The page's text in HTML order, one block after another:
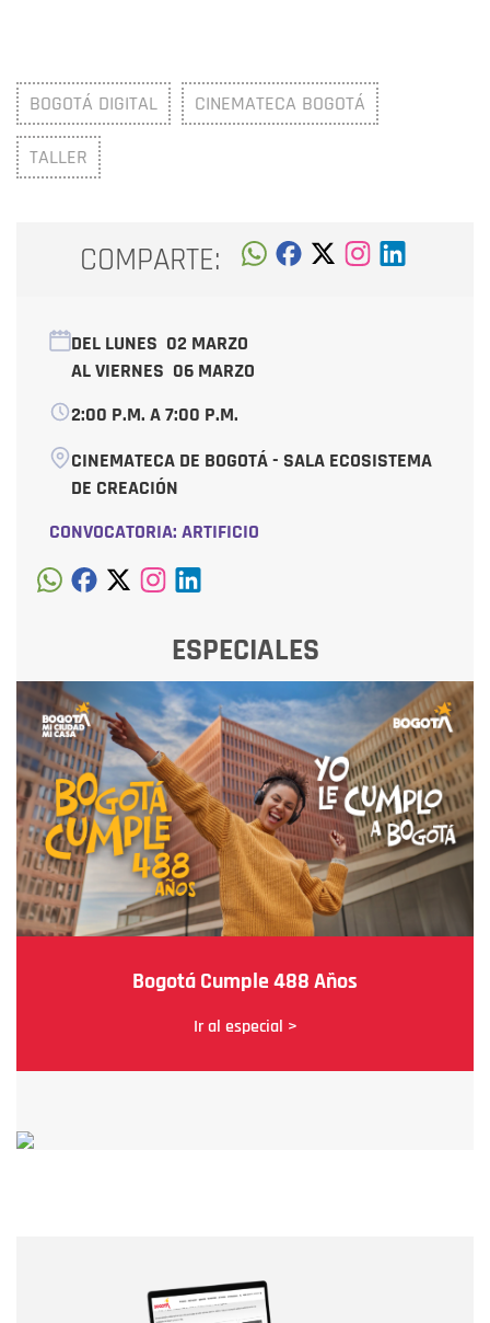
BOGOTÁ DIGITAL CINEMATECA BOGOTÁ
TALLER
COMPARTE:
DEL LUNES 02 MARZO
AL VIERNES 06 MARZO
2:00 P.M. A 7:00 P.M.
CINEMATECA DE BOGOTÁ - SALA ECOSISTEMA
DE CREACIÓN
CONVOCATORIA: ARTIFICIO
ESPECIALES
Bogotá Cumple 488 Años
Ir al especial >